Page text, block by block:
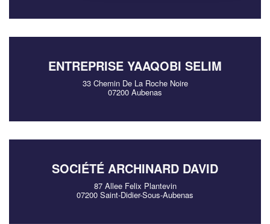
ENTREPRISE YAAQOBI SELIM
33 Chemin De La Roche Noire
07200 Aubenas
SOCIÉTÉ ARCHINARD DAVID
87 Allee Felix Plantevin
07200 Saint-Didier-Sous-Aubenas